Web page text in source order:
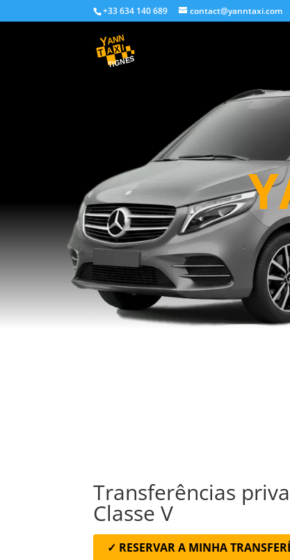
+33 634 140 689 contact@yanntaxi.com
Transferências
Classe V
✓ RESERVAR A MINHA